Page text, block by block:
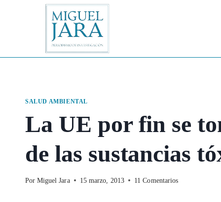
SALUD AMBIENTAL
La UE por fin se
de las sustancias
Por Miguel Jara 15 marzo, 2013 11 Comentarios